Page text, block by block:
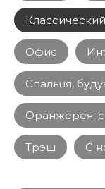
Офис
Спальня,
Оранжерея,
Трэш С